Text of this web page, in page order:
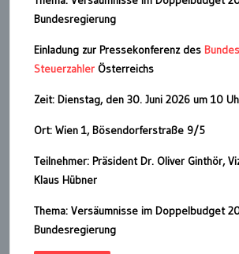
Bundesregierung
Einladung zur Pressekonferenz des
Steuerzahler Österreichs
Zeit: Dienstag, den 30. Juni 2026 um 10
Ort: Wien 1, Bösendorferstraße 9/5
Teilnehmer: Präsident Dr. Oliver Ginthör,
Klaus Hübner
Thema: Versäumnisse im Doppelbudget
Bundesregierung